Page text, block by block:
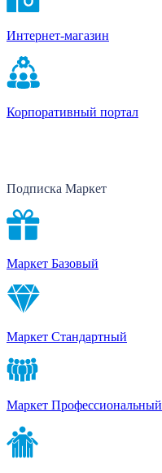
Интернет-магазин
Корпоративный портал
Подписка Маркет
Маркет Базовый
Маркет Стандартный
Маркет Профессиональный